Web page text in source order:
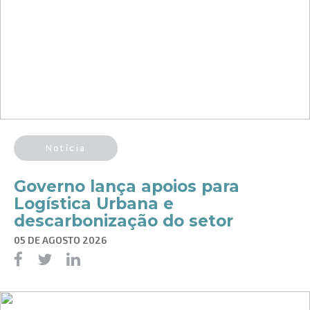
Notícia
Governo lança apoios para
Logística Urbana e
descarbonização do setor
05 DE AGOSTO 2026